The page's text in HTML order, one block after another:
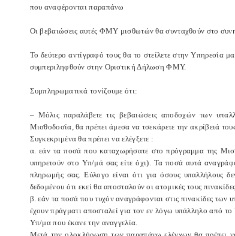
που αναφέρονται παραπάνω
Οι βεβαιώσεις αυτές ΦΜΥ μισθωτών θα συνταχθούν στο
Το δεύτερο αντίγραφό τους θα το στείλετε στην
συμπεριληφθούν στην Οριστική Δήλωση ΦΜΥ.
Συμπληρωματικά τονίζουμε ότι:
– Μόλις παραλάβετε τις βεβαιώσεις αποδοχών των
Μισθοδοσία, θα πρέπει άμεσα να τσεκάρετε την ακρίβειά
Συγκεκριμένα θα πρέπει να ελέγξετε :
α. εάν τα ποσά που καταχωρήσατε στο πρόγραμμα της
υπηρετούν στο Υπ/μά σας είτε όχι). Τα ποσά αυτά
πληρωμής σας. Εύλογο είναι ότι για όσους υπαλλήλους
δεδομένου ότι εκεί θα αποσταλούν οι ατομικές τους
β. εάν τα ποσά που τυχόν αναγράφονται στις πινακίδες
έχουν πράγματι αποσταλεί για τον εν λόγω υπάλληλο από
Υπ/μα που έκανε την αναγγελία.